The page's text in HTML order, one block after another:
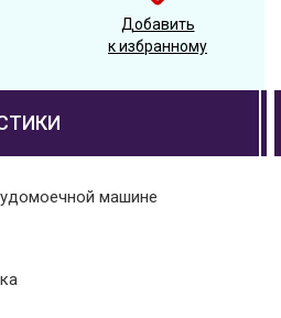
Добавить
к избранному
машине